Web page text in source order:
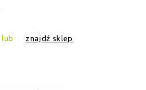
lub znajdź sklep